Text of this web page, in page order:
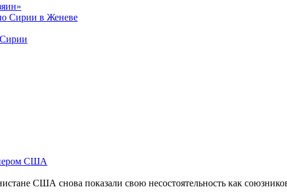
Сирии в Женеве
Сирии
США
США снова показали свою несостоятельность как